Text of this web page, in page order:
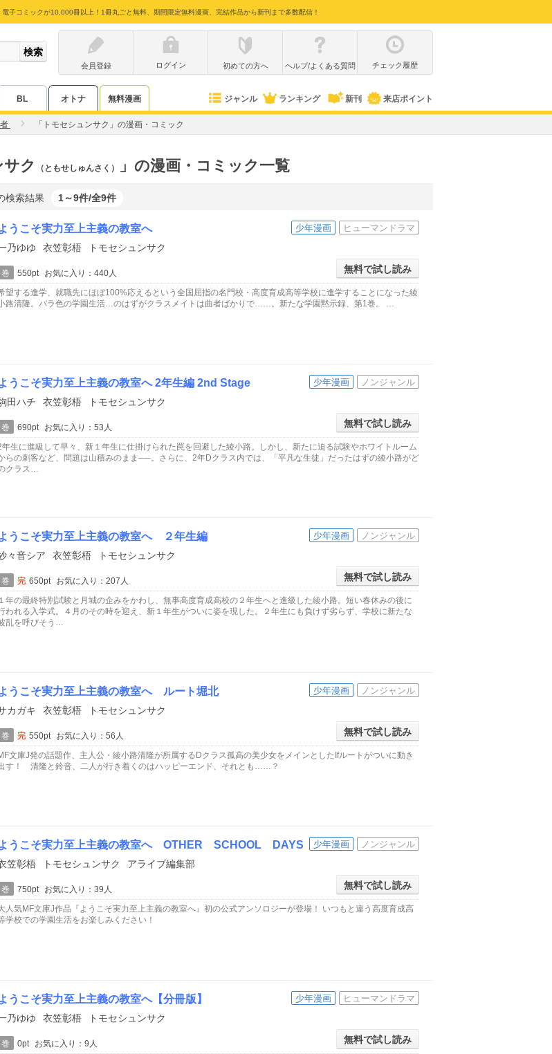
電子コミックが10,000冊以上！1冊丸ごと無料、期間限定無料漫画、完結作品から新刊まで多数配信！
会員登録
ログイン 初めての方へ ヘルプ/よくある質問 チェック履歴
BL オトナ 無料漫画 ジャンル ランキング 新刊 来店ポイント
「トモセシュンサク」の漫画・コミック
サク （ともせしゅんさく） 」の漫画・コミック一覧
検索結果 1～9件/全9件
少年漫画 ヒューマンドラマ
うこそ実力至上主義の教室へ
乃ゆゆ 衣笠彰梧
トモセシュンサク
無料で試し読み
巻 550pt
お気に入り：440人
望する進学、就職先にほぼ100%応えるという全国屈指の名門校・高度育成高等学校に進学することになった綾
路清隆。バラ色の学園生活…のはずがクラスメイトは曲者ばかりで……。新たな学園黙示録、第1巻。 …
少年漫画 ノンジャンル
うこそ実力至上主義の教室へ 2年生編 2nd Stage
田ハチ 衣笠彰梧
トモセシュンサク
無料で試し読み
巻 690pt
お気に入り：53人
年生に進級して早々、新１年生に仕掛けられた罠を回避した綾小路。しかし、新たに迫る試験やホワイトルーム
らの刺客など、問題は山積みのまま──。さらに、2年Dクラス内では、「平凡な生徒」だったはずの綾小路がど
クラス…
少年漫画 ノンジャンル
うこそ実力至上主義の教室へ ２年生編
々音シア 衣笠彰梧
トモセシュンサク
無料で試し読み
巻 完 650pt
お気に入り：207人
１年の最終特別試験と月城の企みをかわし、無事高度育成高校の２年生へと進級した綾小路。短い春休みの後に
われる入学式。４月のその時を迎え、新１年生がついに姿を現した。２年生にも負けず劣らず、学校に新たな
乱を呼びそう…
少年漫画 ノンジャンル
うこそ実力至上主義の教室へ ルート堀北
カガキ 衣笠彰梧
トモセシュンサク
無料で試し読み
巻 完 550pt
お気に入り：56人
文庫J発の話題作、主人公・綾小路清隆が所属するDクラス孤高の美少女をメインとしたIfルートがついに動き
す！ 清隆と鈴音、二人が行き着くのはハッピーエンド、それとも……？
少年漫画 ノンジャンル
うこそ実力至上主義の教室へ OTHER SCHOOL DAYS
笠彰梧 トモセシュンサク
アライブ編集部
無料で試し読み
巻 750pt
お気に入り：39人
人気MF文庫J作品『ようこそ実力至上主義の教室へ』初の公式アンソロジーが登場！ いつもと違う高度育成高
学校での学園生活をお楽しみください！
少年漫画 ヒューマンドラマ
うこそ実力至上主義の教室へ【分冊版】
乃ゆゆ 衣笠彰梧
トモセシュンサク
無料で試し読み
巻 0pt
お気に入り：9人